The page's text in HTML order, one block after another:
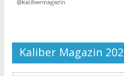
Kaliber Magazin